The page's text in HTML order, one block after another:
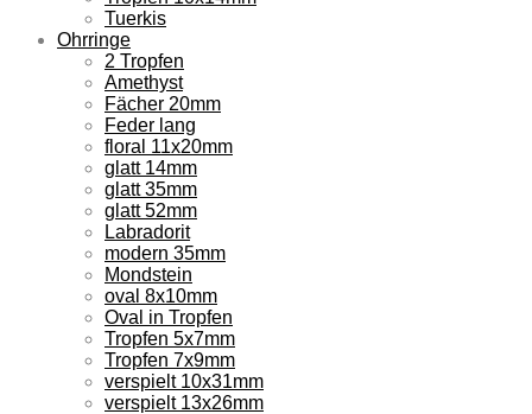
Tuerkis
Ohrringe
2 Tropfen
Amethyst
Fächer 20mm
Feder lang
floral 11x20mm
glatt 14mm
glatt 35mm
glatt 52mm
Labradorit
modern 35mm
Mondstein
oval 8x10mm
Oval in Tropfen
Tropfen 5x7mm
Tropfen 7x9mm
verspielt 10x31mm
verspielt 13x26mm